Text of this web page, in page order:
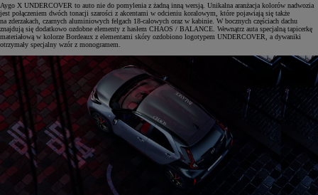
Aygo X UNDERCOVER to auto nie do pomylenia z żadną inną wersją. Unikalna aranżacja kolorów nadwozia
jest połączeniem dwóch tonacji szarości z akcentami w odcieniu koralowym, które pojawiają się także
na zderzakach, czarnych aluminiowych felgach 18-calowych oraz w kabinie. W bocznych częściach dachu
znajdują się dodatkowo ozdobne elementy z hasłem CHAOS / BALANCE. Wewnątrz auta specjalną tapicerkę
materiałową w kolorze Bordeaux z elementami skóry ozdobiono logotypem UNDERCOVER, a dywaniki
otrzymały specjalny wzór z monogramem.